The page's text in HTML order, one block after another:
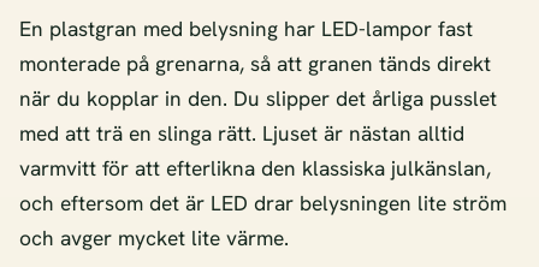
En plastgran med belysning har LED-lampor fast
monterade på grenarna, så att granen tänds direkt
när du kopplar in den. Du slipper det årliga pusslet
med att trä en slinga rätt. Ljuset är nästan alltid
varmvitt för att efterlikna den klassiska julkänslan,
och eftersom det är LED drar belysningen lite ström
och avger mycket lite värme.